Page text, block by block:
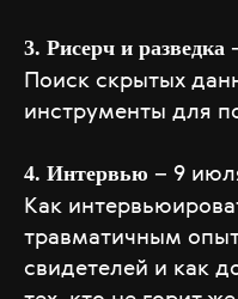
3. Рисерч и разведка
Поиск скрытых
инструменты для
4. Интервью – 9
Как
травматичным
свидетелей и как